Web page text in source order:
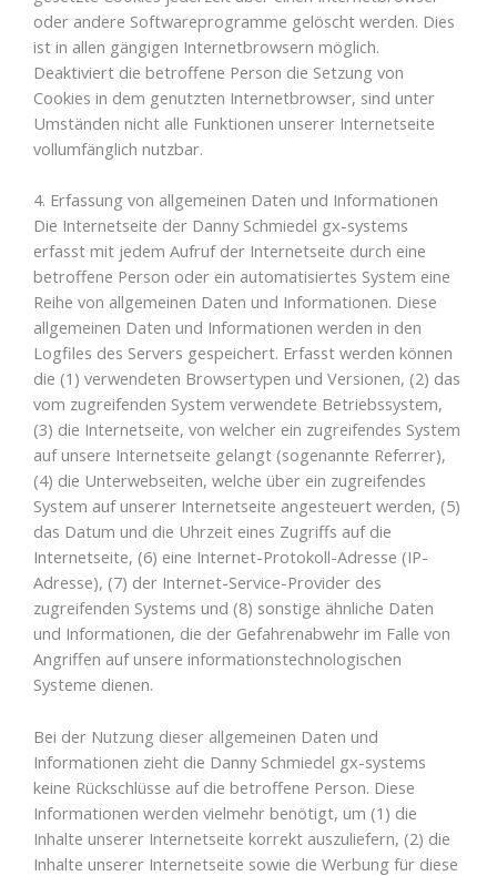
oder andere Softwareprogramme gelöscht werden. Dies
ist in allen gängigen Internetbrowsern möglich.
Deaktiviert die betroffene Person die Setzung von
Cookies in dem genutzten Internetbrowser, sind unter
Umständen nicht alle Funktionen unserer Internetseite
vollumfänglich nutzbar.
4. Erfassung von allgemeinen Daten und Informationen
Die Internetseite der Danny Schmiedel gx-systems
erfasst mit jedem Aufruf der Internetseite durch eine
betroffene Person oder ein automatisiertes System eine
Reihe von allgemeinen Daten und Informationen. Diese
allgemeinen Daten und Informationen werden in den
Logfiles des Servers gespeichert. Erfasst werden können
die (1) verwendeten Browsertypen und Versionen, (2) das
vom zugreifenden System verwendete Betriebssystem,
(3) die Internetseite, von welcher ein zugreifendes System
auf unsere Internetseite gelangt (sogenannte Referrer),
(4) die Unterwebseiten, welche über ein zugreifendes
System auf unserer Internetseite angesteuert werden, (5)
das Datum und die Uhrzeit eines Zugriffs auf die
Internetseite, (6) eine Internet-Protokoll-Adresse (IP-
Adresse), (7) der Internet-Service-Provider des
zugreifenden Systems und (8) sonstige ähnliche Daten
und Informationen, die der Gefahrenabwehr im Falle von
Angriffen auf unsere informationstechnologischen
Systeme dienen.
Bei der Nutzung dieser allgemeinen Daten und
Informationen zieht die Danny Schmiedel gx-systems
keine Rückschlüsse auf die betroffene Person. Diese
Informationen werden vielmehr benötigt, um (1) die
Inhalte unserer Internetseite korrekt auszuliefern, (2) die
Inhalte unserer Internetseite sowie die Werbung für diese